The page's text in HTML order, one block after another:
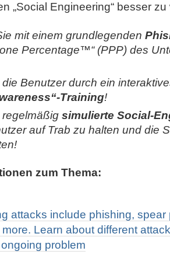
„Social Engineering“ besser
mit einem grundlegenden
Percentage™“ (PPP) des
Benutzer durch ein
Training!
simulierte Social-
auf Trab zu halten und die
zum Thema:
attacks include phishing, spear
Learn about different
problem